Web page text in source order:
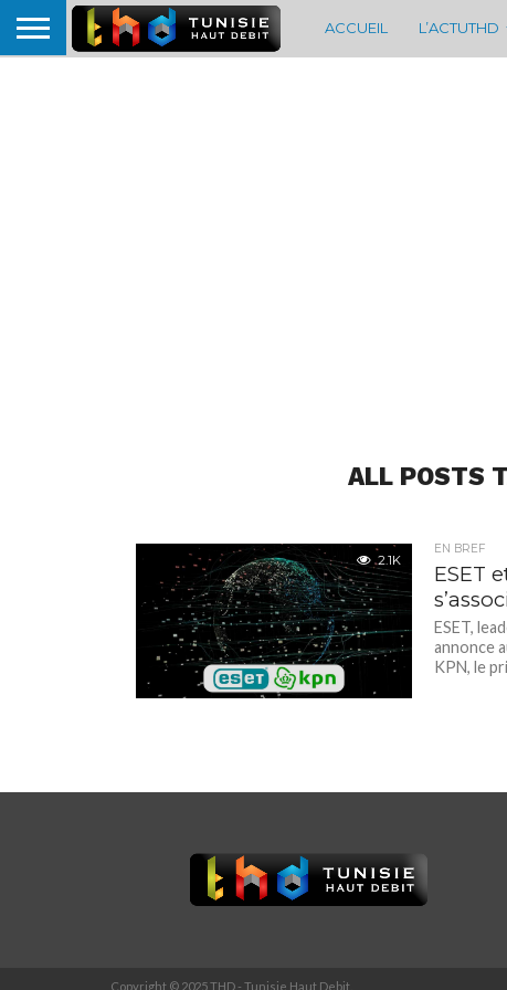
ACCUEIL L’ACTUTHD
ALL POSTS
2.1K
EN BREF
ESET
ESET,
annonce
KPN, le
Copyright © 2025 THD - Tunisie Haut Debit.